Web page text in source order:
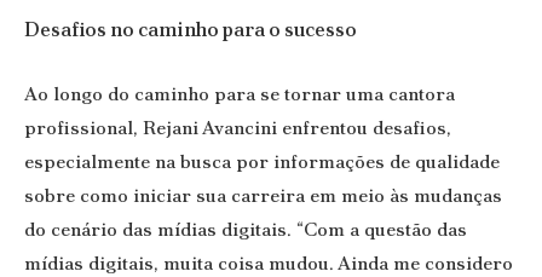
Desafios no caminho para o sucesso
Ao longo do caminho para se tornar uma cantora
profissional, Rejani Avancini enfrentou desafios,
especialmente na busca por informações de qualidade
sobre como iniciar sua carreira em meio às mudanças
do cenário das mídias digitais. “Com a questão das
mídias digitais, muita coisa mudou. Ainda me considero